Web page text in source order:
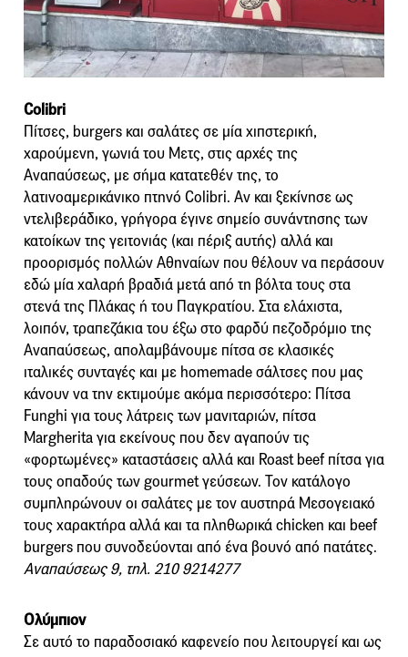
Colibri
Πίτσες, burgers και σαλάτες σε μία χιπστερική,
χαρούμενη, γωνιά του Μετς, στις αρχές της
Αναπαύσεως, με σήμα κατατεθέν της, το
λατινοαμερικάνικο πτηνό Colibri. Αν και ξεκίνησε ως
ντελιβεράδικο, γρήγορα έγινε σημείο συνάντησης των
κατοίκων της γειτονιάς (και πέριξ αυτής) αλλά και
προορισμός πολλών Αθηναίων που θέλουν να περάσουν
εδώ μία χαλαρή βραδιά μετά από τη βόλτα τους στα
στενά της Πλάκας ή του Παγκρατίου. Στα ελάχιστα,
λοιπόν, τραπεζάκια του έξω στο φαρδύ πεζοδρόμιο της
Αναπαύσεως, απολαμβάνουμε πίτσα σε κλασικές
ιταλικές συνταγές και με homemade σάλτσες που μας
κάνουν να την εκτιμούμε ακόμα περισσότερο: Πίτσα
Funghi για τους λάτρεις των μανιταριών, πίτσα
Margherita για εκείνους που δεν αγαπούν τις
«φορτωμένες» καταστάσεις αλλά και Roast beef πίτσα για
τους οπαδούς των gourmet γεύσεων. Τον κατάλογο
συμπληρώνουν οι σαλάτες με τον αυστηρά Μεσογειακό
τους χαρακτήρα αλλά και τα πληθωρικά chicken και beef
burgers που συνοδεύονται από ένα βουνό από πατάτες.
Αναπαύσεως 9, τηλ. 210 9214277
Ολύμπιον
Σε αυτό το παραδοσιακό καφενείο που λειτουργεί και ως